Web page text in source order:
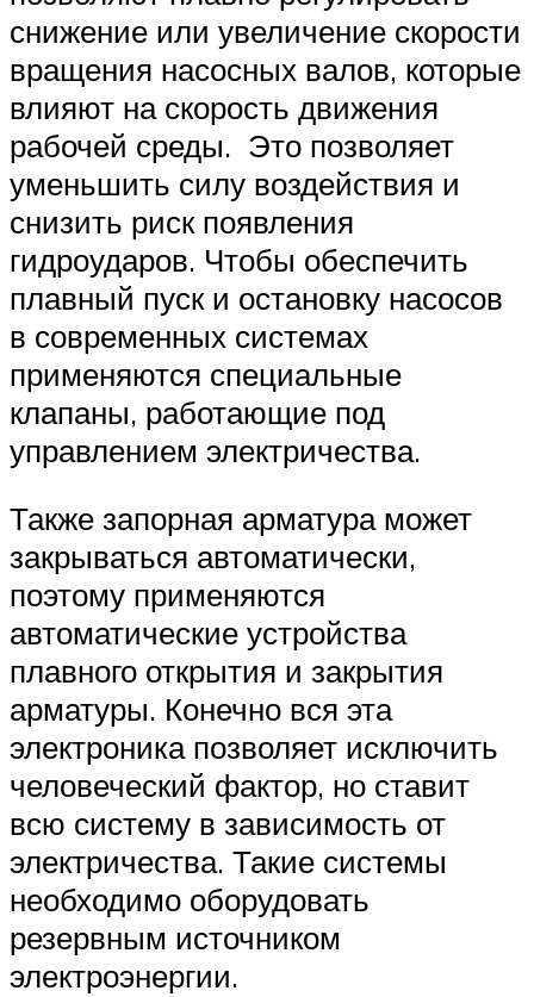
снижение или увеличение скорости
вращения насосных валов, которые
влияют на скорость движения
рабочей среды. Это позволяет
уменьшить силу воздействия и
снизить риск появления
гидроударов. Чтобы обеспечить
плавный пуск и остановку насосов
в современных системах
применяются специальные
клапаны, работающие под
управлением электричества.
Также запорная арматура может
закрываться автоматически,
поэтому применяются
автоматические устройства
плавного открытия и закрытия
арматуры. Конечно вся эта
электроника позволяет исключить
человеческий фактор, но ставит
всю систему в зависимость от
электричества. Такие системы
необходимо оборудовать
резервным источником
электроэнергии.